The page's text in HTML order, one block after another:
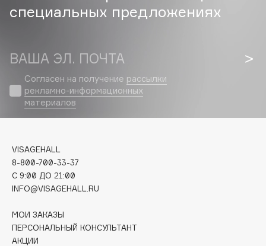
Cadence
Carbon Theory
Carolina Herrera
Catrice
Chupa Chups
Clarette
Clarins
Clinique
Clive Christian
специальных предложениях
ВАША ЭЛ. ПОЧТА
Согласен на получение рассылки
рекламно-информационных
материалов
VISAGEHALL
8-800-700-33-37
C 9:00 ДО 21:00
INFO@VISAGEHALL.RU
МОИ ЗАКАЗЫ
ПЕРСОНАЛЬНЫЙ КОНСУЛЬТАНТ
АКЦИИ